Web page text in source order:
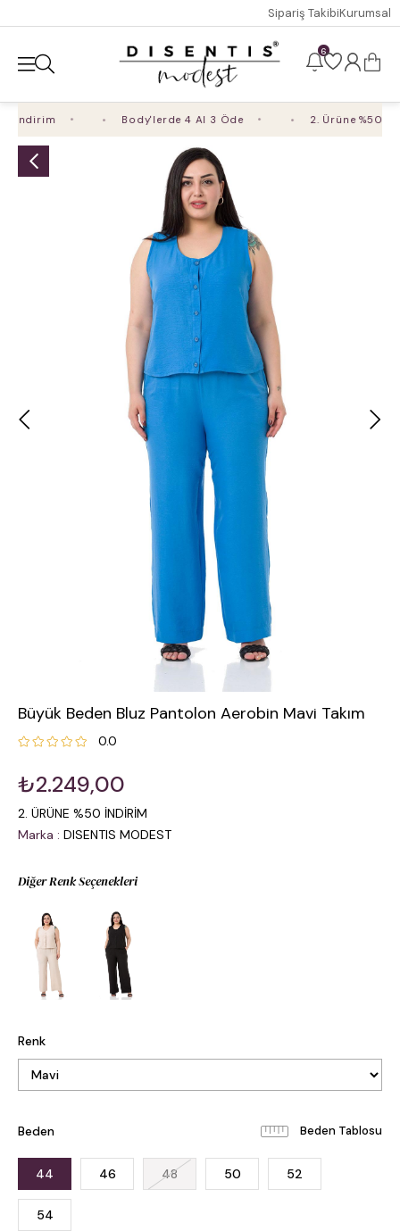
Sipariş TakibiKurumsal
6
İndirim Body'lerde 4 Al 3 Öde 2. Ürüne %50
Büyük Beden Bluz Pantolon Aerobin Mavi Takım
0.0
₺2.249,00
2. ÜRÜNE %50 İNDİRİM
Marka : DISENTIS MODEST
Diğer Renk Seçenekleri
Renk
Beden Beden Tablosu
44 46 48 50 52
54